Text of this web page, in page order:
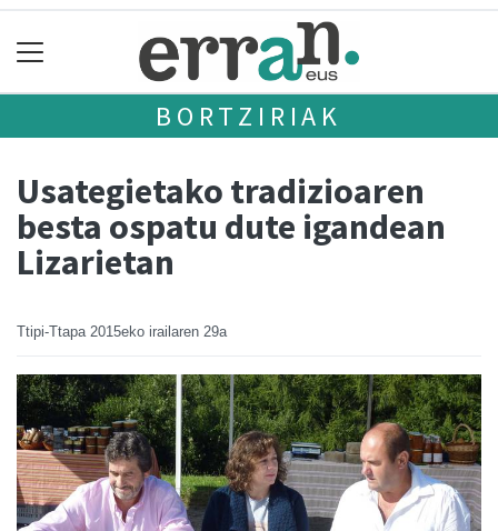
BORTZIRIAK
Usategietako tradizioaren
besta ospatu dute igandean
Lizarietan
Ttipi-Ttapa 2015eko irailaren 29a